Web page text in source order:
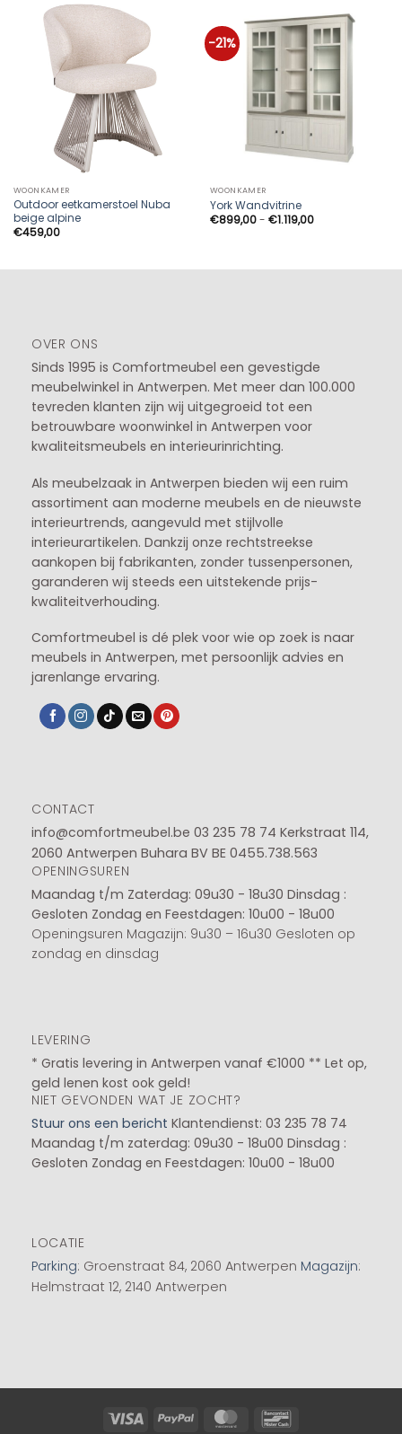
WOONKAMER
Outdoor eetkamerstoel Nuba
beige alpine
€459,00
-21%
WOONKAMER
York Wandvitrine
€899,00- €1.119,00Prijsklasse:
€899,00
OVER ONS
Sinds 1995 is Comfortmeubel een gevestigde
meubelwinkel in Antwerpen. Met meer dan 100.000
tevreden klanten zijn wij uitgegroeid tot een
betrouwbare woonwinkel in Antwerpen voor
kwaliteitsmeubels en interieurinrichting.
Als meubelzaak in Antwerpen bieden wij een ruim
assortiment aan moderne meubels en de nieuwste
interieurtrends, aangevuld met stijlvolle
interieurartikelen. Dankzij onze rechtstreekse
aankopen bij fabrikanten, zonder tussenpersonen,
garanderen wij steeds een uitstekende prijs-
kwaliteitverhouding.
Comfortmeubel is dé plek voor wie op zoek is naar
meubels in Antwerpen, met persoonlijk advies en
jarenlange ervaring.
CONTACT
info@comfortmeubel.be 03 235 78 74 Kerkstraat 114,
2060 Antwerpen Buhara BV BE 0455.738.563
OPENINGSUREN
Maandag t/m Zaterdag: 09u30 - 18u30 Dinsdag :
Gesloten Zondag en Feestdagen: 10u00 - 18u00
Openingsuren Magazijn: 9u30 – 16u30 Gesloten op
zondag en dinsdag
LEVERING
* Gratis levering in Antwerpen vanaf €1000 ** Let op,
geld lenen kost ook geld!
NIET GEVONDEN WAT JE ZOCHT?
Stuur ons een bericht Klantendienst: 03 235 78 74
Maandag t/m zaterdag: 09u30 - 18u00 Dinsdag :
Gesloten Zondag en Feestdagen: 10u00 - 18u00
LOCATIE
Parking: Groenstraat 84, 2060 Antwerpen Magazijn:
Helmstraat 12, 2140 Antwerpen
Visa PayPal MasterCard